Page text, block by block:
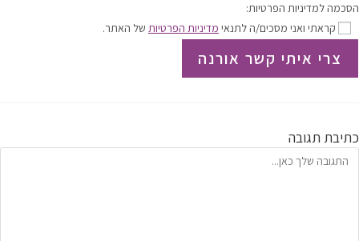
הסכמה למדיניות הפרטיות:
קראתי ואני מסכים/ה לתנאי מדיניות הפרטיות של האתר.
צרי איתי קשר אורנה
כתיבת תגובה
להגיב